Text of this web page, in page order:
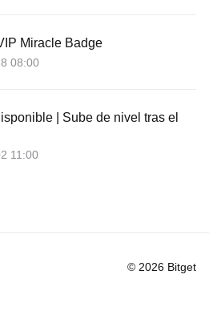
Miracle Badge
08:00
| Sube de nivel tras el
11:00
© 2026 Bitget